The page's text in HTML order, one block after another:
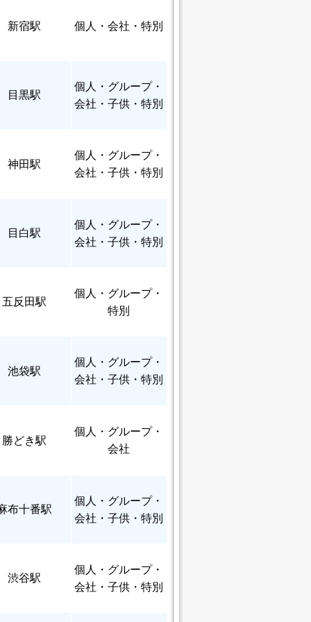
新宿駅 個人 ・会社・特別
目黒駅
個人
・グループ・
会社・子供・特別
神田駅
個人
・グループ・
会社・子供・特別
目白駅
個人
・グループ・
会社・子供・特別
五反田駅
個人
・グループ・
特別
池袋駅
個人
・グループ・
会社・子供・特別
勝どき駅
個人
・グループ・
会社
布十番駅
個人
・グループ・
会社・子供・特別
渋谷駅
個人
・グループ・
会社・子供・特別